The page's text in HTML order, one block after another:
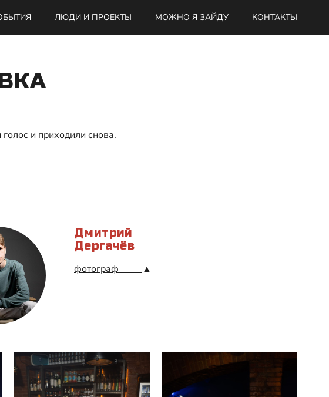
ЛЮДИ И ПРОЕКТЫ МОЖНО Я ЗАЙДУ КОНТАКТЫ
и приходили снова.
Дмитрий
Дергачёв
фотограф ▲